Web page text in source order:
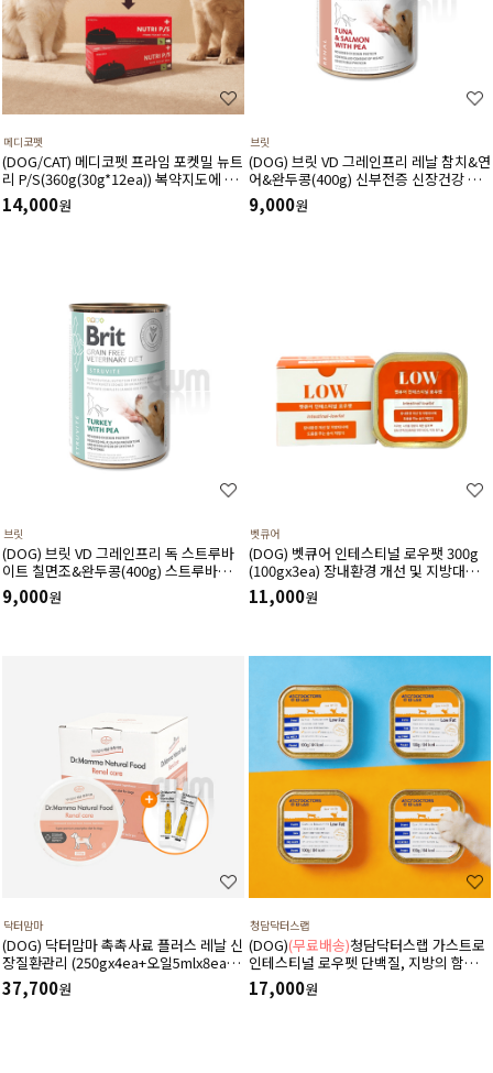
메디코펫
(DOG/CAT) 메디코펫 프라임 포켓밀 뉴트
리 P/S(360g(30g*12ea)) 복약지도에 도
움주는 가수분해 오리 처방캔
14,000원
브릿
(DOG) 브릿 VD 그레인프리 레날 참치&연
어&완두콩(400g) 신부전증 신장건강 비
만예방 장건강 혈당조절에 도움
9,000원
브릿
(DOG) 브릿 VD 그레인프리 독 스트루바
이트 칠면조&완두콩(400g) 스트루바이트
용해 및 칼슘 옥살레이트감소에 도움
9,000원
벳큐어
(DOG) 벳큐어 인테스티널 로우팻 300g
(100gx3ea) 장내환경 개선 및 지방대사
에 도움을 주는 습식 처방식
11,000원
닥터맘마
(DOG) 닥터맘마 촉촉사료 플러스 레날 신
장질환관리 (250gx4ea+오일5mlx8ea)
저단백음식섭취,수분보충,예방및관리
37,700원
청담닥터스랩
(DOG)(무료배송)청담닥터스랩 가스트로
인테스티널 로우펫 단백질, 지방의 함량을
줄인 습식 캔사료 600g(100gx6ea) 저지
방처방습식,췌장염 ,소화기질환,고지혈
17,000원